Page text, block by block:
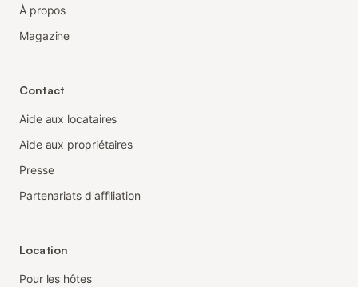
À propos
Magazine
Contact
Aide aux locataires
Aide aux propriétaires
Presse
Partenariats d'affiliation
Location
Pour les hôtes